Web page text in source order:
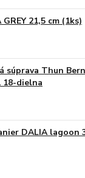
21,5 cm (1ks)
súprava Thun
18-dielna
DALIA lagoon